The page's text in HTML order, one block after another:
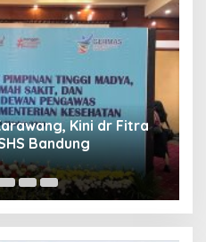
Kini dr Fitra
Bandung